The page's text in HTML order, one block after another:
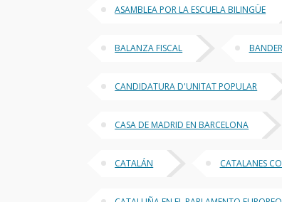
ASAMBLEA POR LA ESCUELA BILINGÜE
BALANZA FISCAL
CANDIDATURA D'UNITAT POPULAR
CASA DE MADRID EN BARCELONA
CATALÁN CATALANES